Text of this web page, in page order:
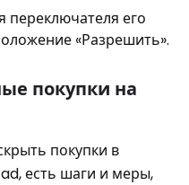
переключателя его
«Разрешить».
покупки на
покупки в
есть шаги и меры,